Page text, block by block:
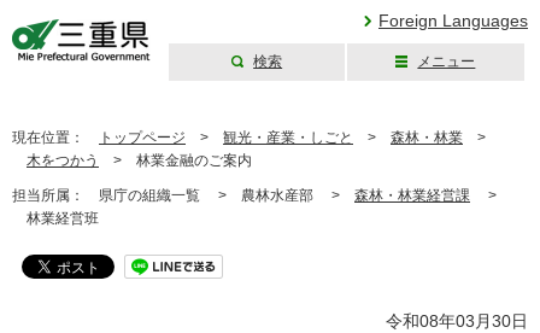
Foreign Languages
検索 メニュー
現在位置： トップページ > 観光・産業・しごと > 森林・林業 >
木をつかう
> 林業金融のご案内
担当所属： 県庁の組織一覧 > 農林水産部 > 森林・林業経営課 >
林業経営班
令和08年03月30日